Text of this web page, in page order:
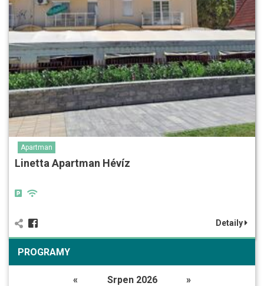
Apartman
Linetta Apartman Hévíz
Detaily
PROGRAMY
« Srpen 2026
»